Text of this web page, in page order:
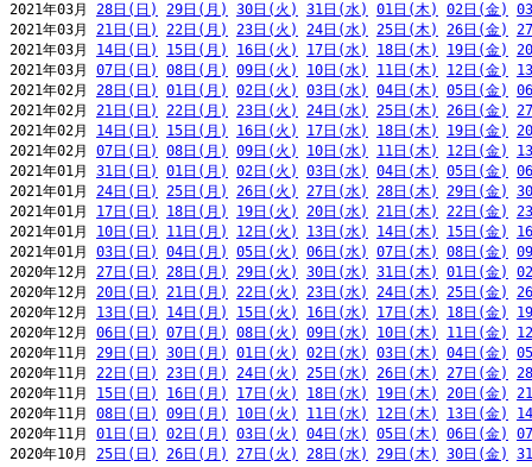
2021年03月 28日(日) 29日(月) 30日(火) 31日(水) 01日(木) 02日(金)
2021年03月 21日(日) 22日(月) 23日(火) 24日(水) 25日(木) 26日(金)
2021年03月 14日(日) 15日(月) 16日(火) 17日(水) 18日(木) 19日(金)
2021年03月 07日(日) 08日(月) 09日(火) 10日(水) 11日(木) 12日(金)
2021年02月 28日(日) 01日(月) 02日(火) 03日(水) 04日(木) 05日(金)
2021年02月 21日(日) 22日(月) 23日(火) 24日(水) 25日(木) 26日(金)
2021年02月 14日(日) 15日(月) 16日(火) 17日(水) 18日(木) 19日(金)
2021年02月 07日(日) 08日(月) 09日(火) 10日(水) 11日(木) 12日(金)
2021年01月 31日(日) 01日(月) 02日(火) 03日(水) 04日(木) 05日(金)
2021年01月 24日(日) 25日(月) 26日(火) 27日(水) 28日(木) 29日(金)
2021年01月 17日(日) 18日(月) 19日(火) 20日(水) 21日(木) 22日(金)
2021年01月 10日(日) 11日(月) 12日(火) 13日(水) 14日(木) 15日(金)
2021年01月 03日(日) 04日(月) 05日(火) 06日(水) 07日(木) 08日(金)
2020年12月 27日(日) 28日(月) 29日(火) 30日(水) 31日(木) 01日(金)
2020年12月 20日(日) 21日(月) 22日(火) 23日(水) 24日(木) 25日(金)
2020年12月 13日(日) 14日(月) 15日(火) 16日(水) 17日(木) 18日(金)
2020年12月 06日(日) 07日(月) 08日(火) 09日(水) 10日(木) 11日(金)
2020年11月 29日(日) 30日(月) 01日(火) 02日(水) 03日(木) 04日(金)
2020年11月 22日(日) 23日(月) 24日(火) 25日(水) 26日(木) 27日(金)
2020年11月 15日(日) 16日(月) 17日(火) 18日(水) 19日(木) 20日(金)
2020年11月 08日(日) 09日(月) 10日(火) 11日(水) 12日(木) 13日(金)
2020年11月 01日(日) 02日(月) 03日(火) 04日(水) 05日(木) 06日(金)
2020年10月 25日(日) 26日(月) 27日(火) 28日(水) 29日(木) 30日(金)